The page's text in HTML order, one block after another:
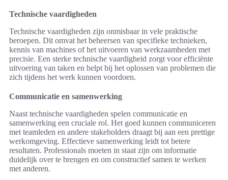
Technische vaardigheden
Technische vaardigheden zijn onmisbaar in vele praktische
beroepen. Dit omvat het beheersen van specifieke technieken,
kennis van machines of het uitvoeren van werkzaamheden met
precisie. Een sterke technische vaardigheid zorgt voor efficiënte
uitvoering van taken en helpt bij het oplossen van problemen die
zich tijdens het werk kunnen voordoen.
Communicatie en samenwerking
Naast technische vaardigheden spelen communicatie en
samenwerking een cruciale rol. Het goed kunnen communiceren
met teamleden en andere stakeholders draagt bij aan een prettige
werkomgeving. Effectieve samenwerking leidt tot betere
resultaten. Professionals moeten in staat zijn om informatie
duidelijk over te brengen en om constructief samen te werken
met anderen.